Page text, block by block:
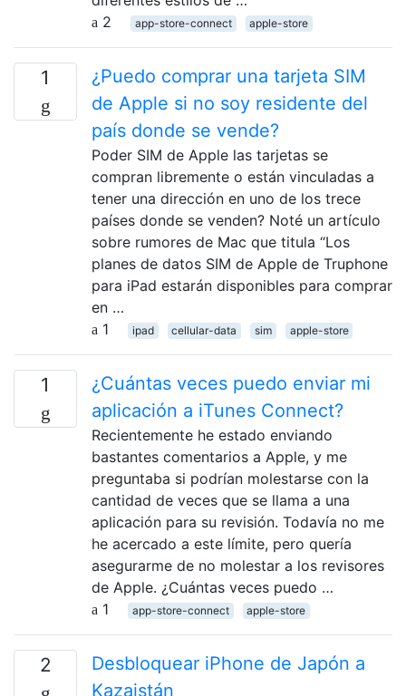
2
app-store-connect apple-store
1
¿Puedo comprar una tarjeta SIM
de Apple si no soy residente del
país donde se vende?
Poder SIM de Apple las tarjetas se
compran libremente o están vinculadas a
tener una dirección en uno de los trece
países donde se venden? Noté un artículo
sobre rumores de Mac que titula “Los
planes de datos SIM de Apple de Truphone
para iPad estarán disponibles para comprar
en …
1
ipad cellular-data sim apple-store
1
¿Cuántas veces puedo enviar mi
aplicación a iTunes Connect?
Recientemente he estado enviando
bastantes comentarios a Apple, y me
preguntaba si podrían molestarse con la
cantidad de veces que se llama a una
aplicación para su revisión. Todavía no me
he acercado a este límite, pero quería
asegurarme de no molestar a los revisores
de Apple. ¿Cuántas veces puedo …
1
app-store-connect apple-store
2
Desbloquear iPhone de Japón a
Kazajstán